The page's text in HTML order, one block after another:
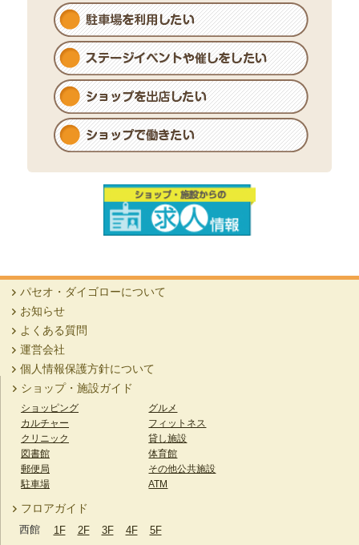
【カラット】CASIOコレクション
西3F carat
【コパンスポーツクラブ】泳いで遊んで 最高の
夏にしよう！
西5F コパンスポーツクラブ 京都醍醐
【杵屋】夏だぁ！うどんだぁ！ 杵屋だぁ！
【カフェコロラド】「プチサンドセット」お好
きなドリンク付き
西3F 四六時中
【かつ屋】テイクアウトメニューご紹介
【杵屋】杵屋のお持ち帰りメニュー
パセオ・ダイゴローについて
お知らせ
よくある質問
運営会社
個人情報保護方針について
ショップ・施設ガイド
ショッピング
グルメ
カルチャー
フィットネス
クリニック
貸し施設
図書館
体育館
郵便局
その他公共施設
駐車場
ATM
フロアガイド
西館 1F 2F 3F 4F
5F